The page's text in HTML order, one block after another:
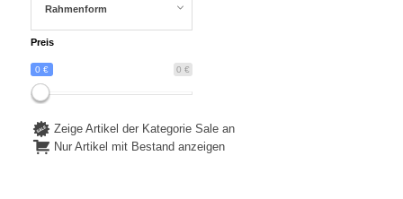
Rahmenform
Preis
0 €
0 €
Zeige Artikel der Kategorie Sale an
Nur Artikel mit Bestand anzeigen